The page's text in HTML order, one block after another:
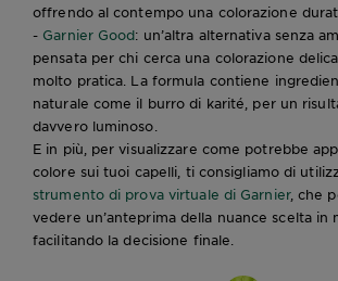
offrendo al contempo una colorazione
- Garnier Good: un’altra alternativa senza
pensata per chi cerca una colorazione
molto pratica. La formula contiene
naturale come il burro di karité, per un
davvero luminoso.
E in più, per visualizzare come potrebbe
colore sui tuoi capelli, ti consigliamo di
strumento di prova virtuale di Garnier, che
vedere un’anteprima della nuance scelta in
facilitando la decisione finale.